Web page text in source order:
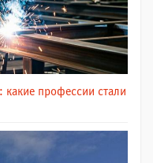
профессии стали